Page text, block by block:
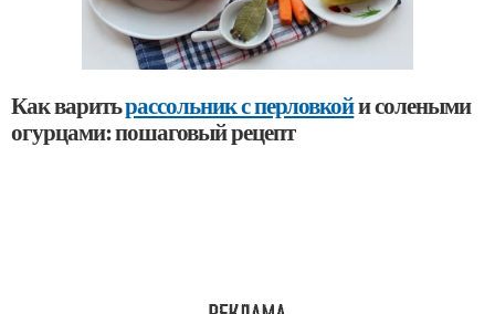
Как варитьрассольник с перловкойи солеными
огурцами: пошаговый рецепт